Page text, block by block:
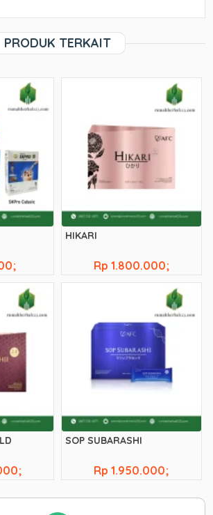
PRODUK TERKAIT
HIKARI
Rp 1.800.000;
SOP SUBARASHI
Rp 1.950.000;